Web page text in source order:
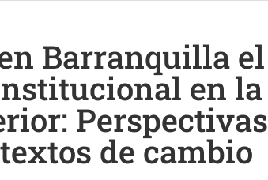
Barranquilla el
en la
Perspectivas
de cambio